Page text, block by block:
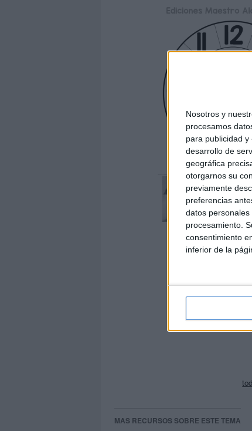
Nosotros y
procesamos
para publicidad
desarrollo de
geográfica
otorgarnos su
previamente
preferencias
datos
procesamiento.
consentimiento
inferior de la
MAS RECURSOS SOBRE ESTE TEMA